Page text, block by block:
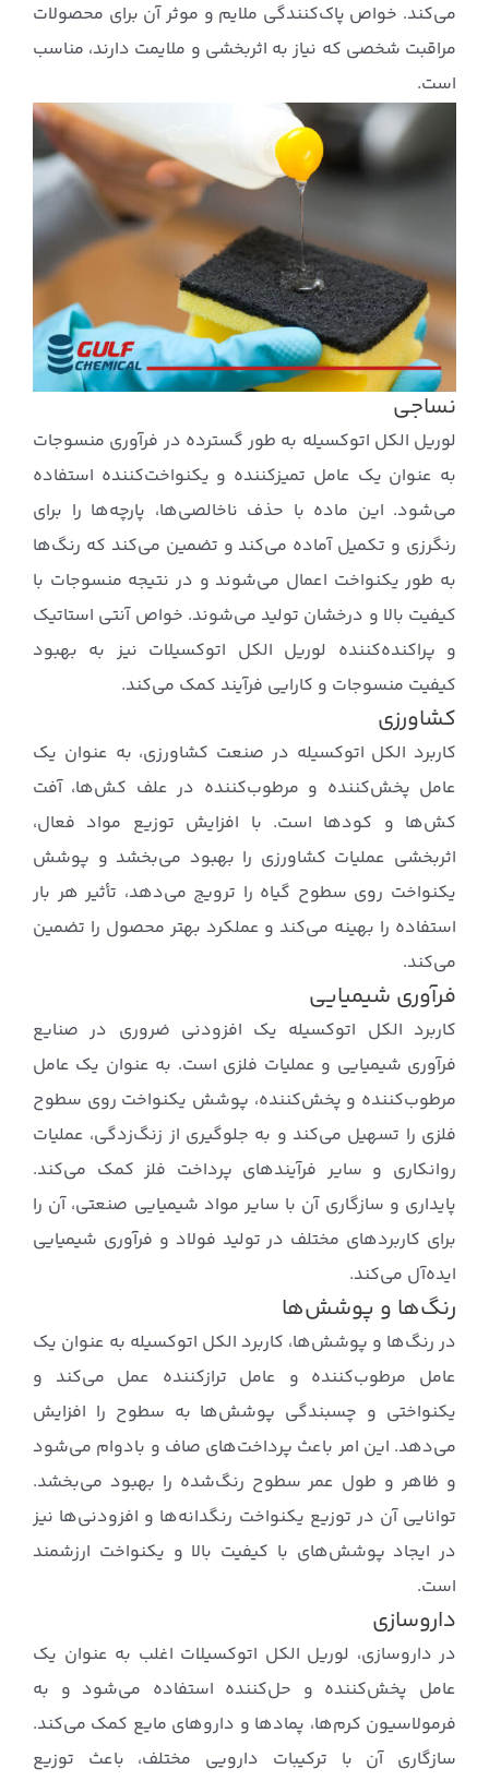
می‌کند. خواص پاک‌کنندگی ملایم و موثر آن برای محصولات
مراقبت شخصی که نیاز به اثربخشی و ملایمت دارند، مناسب
است.
نساجی
لوریل الکل اتوکسیله به طور گسترده در فرآوری منسوجات
به عنوان یک عامل تمیزکننده و یکنواخت‌کننده استفاده
می‌شود. این ماده با حذف ناخالصی‌ها، پارچه‌ها را برای
رنگرزی و تکمیل آماده می‌کند و تضمین می‌کند که رنگ‌ها
به طور یکنواخت اعمال می‌شوند و در نتیجه منسوجات با
کیفیت بالا و درخشان تولید می‌شوند. خواص آنتی استاتیک
و پراکنده‌کننده لوریل الکل اتوکسیلات نیز به بهبود
کیفیت منسوجات و کارایی فرآیند کمک می‌کند.
کشاورزی
کاربرد الکل اتوکسیله در صنعت کشاورزی، به عنوان یک
عامل پخش‌کننده و مرطوب‌کننده در علف کش‌ها، آفت
کش‌ها و کودها است. با افزایش توزیع مواد فعال،
اثربخشی عملیات کشاورزی را بهبود می‌بخشد و پوشش
یکنواخت روی سطوح گیاه را ترویج می‌دهد، تأثیر هر بار
استفاده را بهینه می‌کند و عملکرد بهتر محصول را تضمین
می‌کند.
فرآوری شیمیایی
کاربرد الکل اتوکسیله یک افزودنی ضروری در صنایع
فرآوری شیمیایی و عملیات فلزی است. به عنوان یک عامل
مرطوب‌کننده و پخش‌کننده، پوشش یکنواخت روی سطوح
فلزی را تسهیل می‌کند و به جلوگیری از زنگ‌زدگی، عملیات
روانکاری و سایر فرآیندهای پرداخت فلز کمک می‌کند.
پایداری و سازگاری آن با سایر مواد شیمیایی صنعتی، آن را
برای کاربردهای مختلف در تولید فولاد و فرآوری شیمیایی
ایده‌آل می‌کند.
رنگ‌ها و پوشش‌ها
در رنگ‌ها و پوشش‌ها، کاربرد الکل اتوکسیله به عنوان یک
عامل مرطوب‌کننده و عامل ترازکننده عمل می‌کند و
یکنواختی و چسبندگی پوشش‌ها به سطوح را افزایش
می‌دهد. این امر باعث پرداخت‌های صاف و بادوام می‌شود
و ظاهر و طول عمر سطوح رنگ‌شده را بهبود می‌بخشد.
توانایی آن در توزیع یکنواخت رنگدانه‌ها و افزودنی‌ها نیز
در ایجاد پوشش‌های با کیفیت بالا و یکنواخت ارزشمند
است.
داروسازی
در داروسازی، لوریل الکل اتوکسیلات اغلب به عنوان یک
عامل پخش‌کننده و حل‌کننده استفاده می‌شود و به
فرمولاسیون کرم‌ها، پمادها و داروهای مایع کمک می‌کند.
سازگاری آن با ترکیبات دارویی مختلف، باعث توزیع